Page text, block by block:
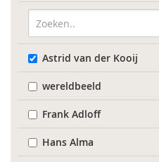
Astrid van der Kooij
wereldbeeld
Frank Adloff
Hans Alma